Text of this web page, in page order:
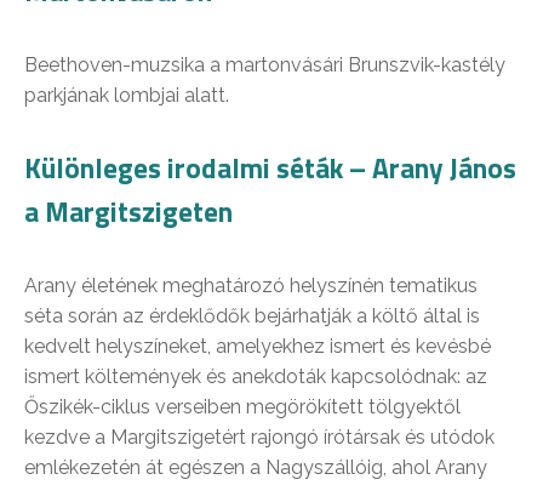
Beethoven-muzsika a martonvásári Brunszvik-kastély
parkjának lombjai alatt.
Különleges irodalmi séták – Arany János
a Margitszigeten
Arany életének meghatározó helyszínén tematikus
séta során az érdeklődők bejárhatják a költő által is
kedvelt helyszíneket, amelyekhez ismert és kevésbé
ismert költemények és anekdoták kapcsolódnak: az
Őszikék-ciklus verseiben megörökített tölgyektől
kezdve a Margitszigetért rajongó írótársak és utódok
emlékezetén át egészen a Nagyszállóig, ahol Arany